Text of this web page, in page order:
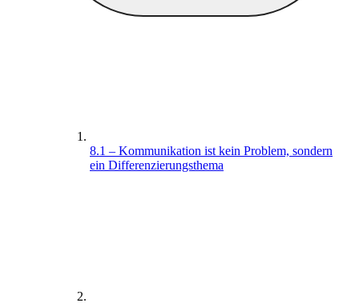
8.1 – Kommunikation ist kein Problem, sondern
ein Differenzierungsthema